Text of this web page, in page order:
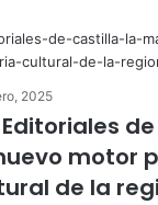
2025
Editoriales
motor
de la